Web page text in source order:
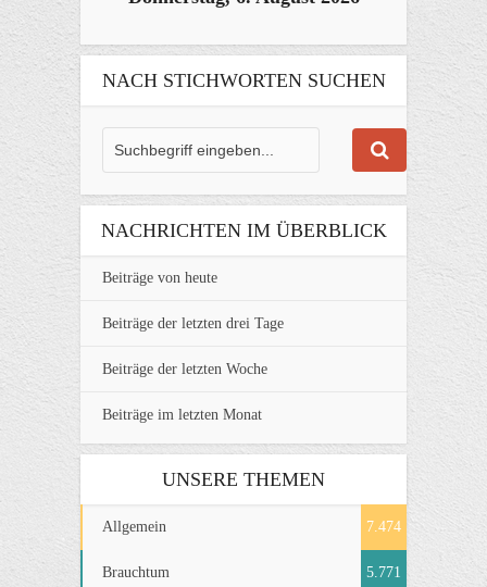
NACH STICHWORTEN SUCHEN
NACHRICHTEN IM ÜBERBLICK
Beiträge von heute
Beiträge der letzten drei Tage
Beiträge der letzten Woche
Beiträge im letzten Monat
UNSERE THEMEN
Allgemein 7.474
Brauchtum 5.771